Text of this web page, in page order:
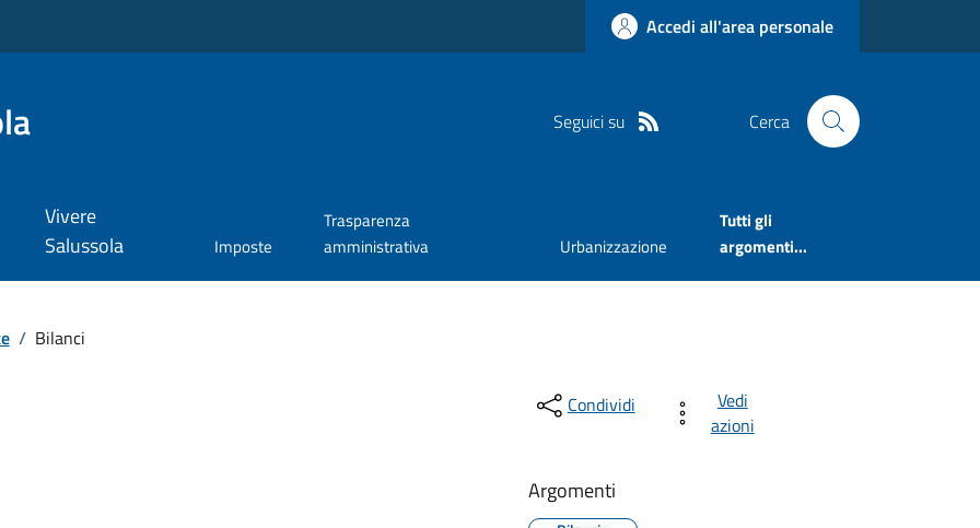
Accedi all'area personale
Seguici su Cerca
Vivere
Salussola
Imposte
Trasparenza
amministrativa
Urbanizzazione
Tutti gli
argomenti...
/ Bilanci
Condividi
Vedi
azioni
Argomenti